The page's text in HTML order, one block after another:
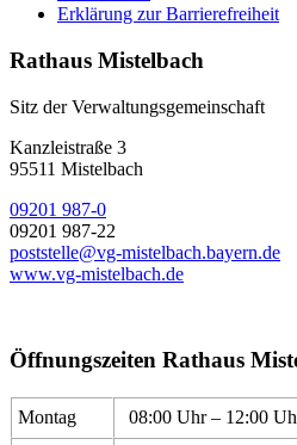
Erklärung zur Barrierefreiheit
Rathaus Mistelbach
Sitz der Verwaltungsgemeinschaft
Kanzleistraße 3
95511 Mistelbach
09201 987-0
09201 987-22
poststelle@vg-mistelbach.bayern.de
www.vg-mistelbach.de
Öffnungszeiten Rathaus
Montag 08:00 Uhr – 12:00